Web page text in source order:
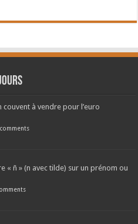
couvent à vendre pour l’euro
« ñ » (n avec tilde) sur un prénom ou